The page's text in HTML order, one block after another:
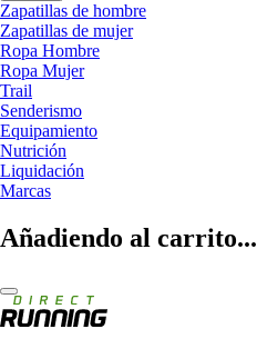
Zapatillas de hombre
Zapatillas de mujer
Ropa Hombre
Ropa Mujer
Trail
Senderismo
Equipamiento
Nutrición
Liquidación
Marcas
Añadiendo al carrito...